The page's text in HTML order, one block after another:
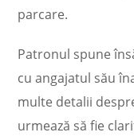
parcare.
Patronul spune
cu angajatul său
multe detalii
urmează să fie